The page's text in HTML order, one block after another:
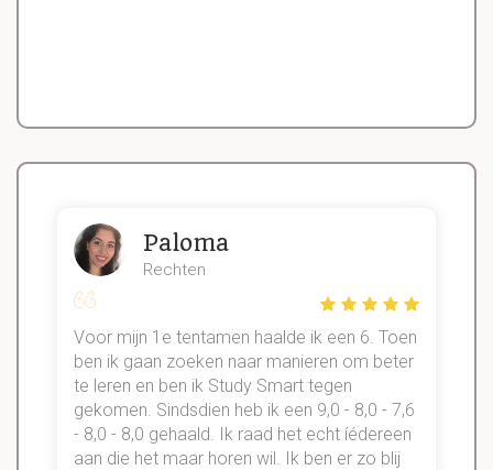
Paloma
Rechten
Voor mijn 1e tentamen haalde ik een 6. Toen
ben ik gaan zoeken naar manieren om beter
te leren en ben ik Study Smart tegen
gekomen. Sindsdien heb ik een 9,0 - 8,0 - 7,6
- 8,0 - 8,0 gehaald. Ik raad het echt íédereen
aan die het maar horen wil. Ik ben er zo blij